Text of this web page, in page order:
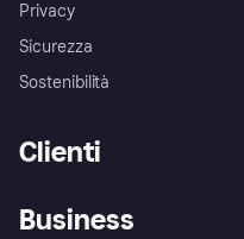
Privacy
Sicurezza
Sostenibilità
Clienti
Assistenza
Business